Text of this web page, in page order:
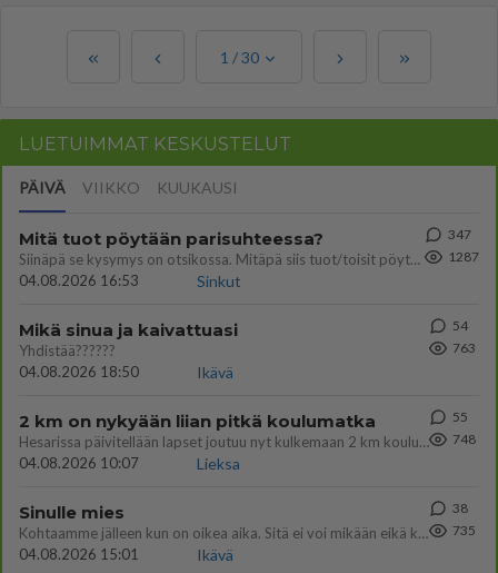
1 /30
LUETUIMMAT KESKUSTELUT
PÄIVÄ VIIKKO KUUKAUSI
Mitä tuot pöytään parisuhteessa?
Siinäpä se kysymys on otsikossa. Mitäpä siis tuot/toisit pöytään parisuhteessa? Oletko mies vai nainen? Koetko sen mitä
04.08.2026 16:53
Sinkut
347
1287
Mikä sinua ja kaivattuasi
Yhdistää??????
04.08.2026 18:50
Ikävä
54
763
2 km on nykyään liian pitkä koulumatka
Hesarissa päivitellään lapset joutuu nyt kulkemaan 2 km kouluun jösses. Ruostefillarilla tuo matka menee vaikka miten äk
04.08.2026 10:07
Lieksa
55
748
Sinulle mies
Kohtaamme jälleen kun on oikea aika. Sitä ei voi mikään eikä kukaan estää <3 <3
04.08.2026 15:01
Ikävä
38
735